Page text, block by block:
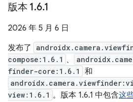
版本 1.6.1
2026 年 5 月 6 日
发布了
compose:1.6.1 、
finder-core:1.6.1
和
view:1.6.1 。版本 1.6.1 中包含这